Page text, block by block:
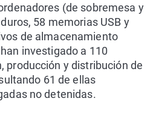
(de sobremesa y
58 memorias USB y
de almacenamiento
investigado a 110
producción y distribución de
61 de ellas
no detenidas.